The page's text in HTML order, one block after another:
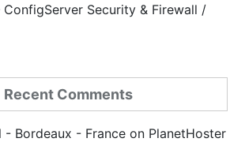
ConfigServer Security & Firewall /
Recent Comments
- Bordeaux - France on PlanetHoster